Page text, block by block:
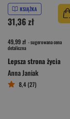
KSIĄŻKA
31,36 zł
49,99 zł - sugerowana cena
detaliczna
Lepsza strona życia
Anna Janiak
8,4 (27)